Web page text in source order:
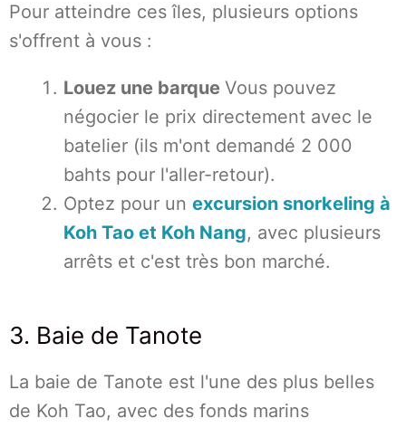
Pour atteindre ces îles, plusieurs options
s'offrent à vous :
Louez une barque Vous pouvez
négocier le prix directement avec le
batelier (ils m'ont demandé 2 000
bahts pour l'aller-retour).
Optez pour un excursion snorkeling à
Koh Tao et Koh Nang, avec plusieurs
arrêts et c'est très bon marché.
3. Baie de Tanote
La baie de Tanote est l'une des plus belles
de Koh Tao, avec des fonds marins